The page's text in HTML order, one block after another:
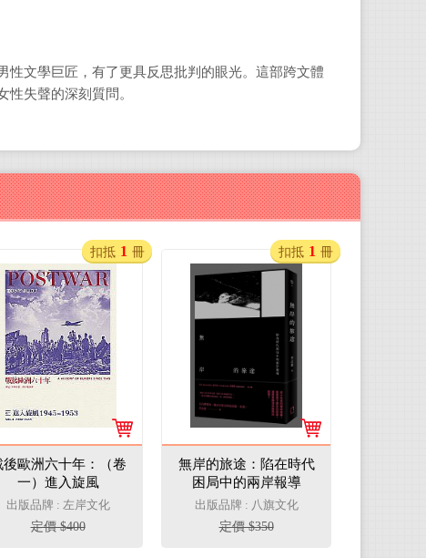
文學巨匠，有了更具反思批判的眼光。這部跨文體
失聲的深刻質問。
後歐洲六十年：（卷
一）進入旋風
1945~1953
出版品牌 : 左岸文化
定價 $400
扣抵 1 冊
無岸的旅途：陷在時代
困局中的兩岸報導
出版品牌 : 八旗文化
定價 $350
扣抵 1 冊